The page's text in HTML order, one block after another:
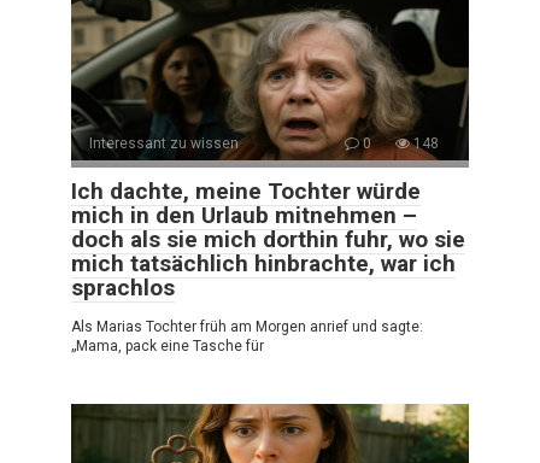
Interessant zu wissen 0 148
Ich dachte, meine Tochter würde
mich in den Urlaub mitnehmen –
doch als sie mich dorthin fuhr, wo sie
mich tatsächlich hinbrachte, war ich
sprachlos
Als Marias Tochter früh am Morgen anrief und sagte:
„Mama, pack eine Tasche für